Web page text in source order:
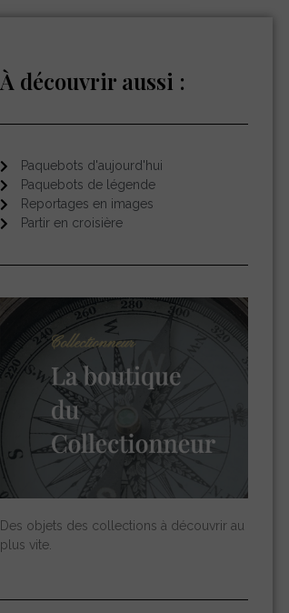
À découvrir aussi :
Paquebots d'aujourd'hui
Paquebots de légende
Reportages en images
Partir en croisière
Des objets des collections à découvrir au
plus vite.